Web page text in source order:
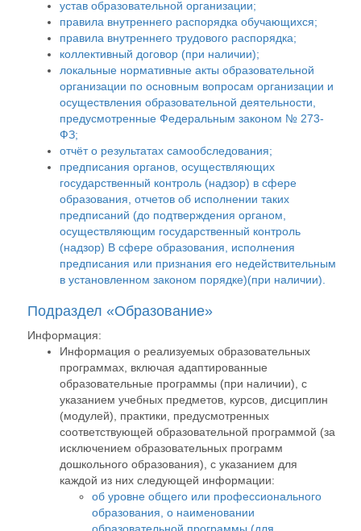
устав образовательной организации;
правила внутреннего распорядка обучающихся;
правила внутреннего трудового распорядка;
коллективный договор (при наличии);
локальные нормативные акты образовательной
организации по основным вопросам организации и
осуществления образовательной деятельности,
предусмотренные Федеральным законом № 273-
ФЗ;
отчёт о результатах самообследования;
предписания органов, осуществляющих
государственный контроль (надзор) в сфере
образования, отчетов об исполнении таких
предписаний (до подтверждения органом,
осуществляющим государственный контроль
(надзор) B сфере образования, исполнения
предписания или признания его недействительным
в установленном законом порядке)(при наличии).
Подраздел «Образование»
Информация:
Информация о реализуемых образовательных
программах, включая адаптированные
образовательные программы (при наличии), с
указанием учебных предметов, курсов, дисциплин
(модулей), практики, предусмотренных
соответствующей образовательной программой (за
исключением образовательных программ
дошкольного образования), с указанием для
каждой из них следующей информации:
об уровне общего или профессионального
образования, о наименовании